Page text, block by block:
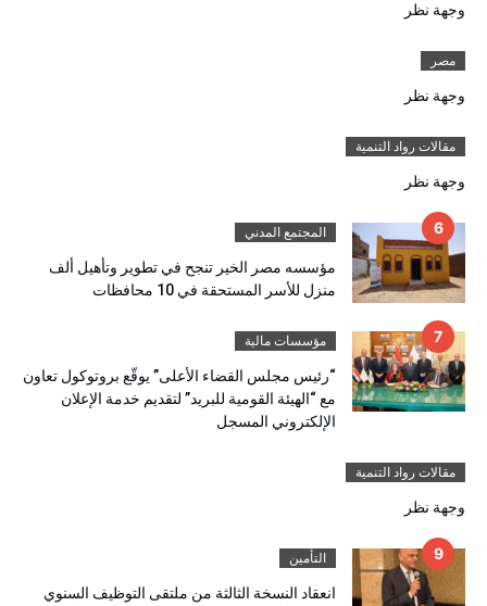
وجهة نظر
مصر
وجهة نظر
مقالات رواد التنمية
وجهة نظر
المجتمع المدني
مؤسسه مصر الخير تنجح في تطوير وتأهيل ألف
منزل للأسر المستحقة في 10 محافظات
مؤسسات مالية
“رئيس مجلس القضاء الأعلى” يوقّع بروتوكول تعاون
مع “الهيئة القومية للبريد” لتقديم خدمة الإعلان
الإلكتروني المسجل
مقالات رواد التنمية
وجهة نظر
التأمين
انعقاد النسخة الثالثة من ملتقى التوظيف السنوي